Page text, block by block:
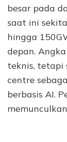
besar pada
saat ini
hingga
depan.
teknis, tetapi
centre
berbasis AI.